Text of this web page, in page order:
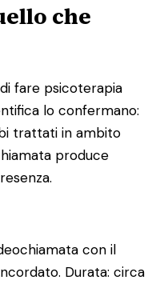
che
fare psicoterapia
lo confermano:
trattati in ambito
produce
con il
Durata: circa